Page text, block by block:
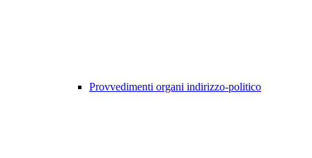
Provvedimenti organi indirizzo-politico